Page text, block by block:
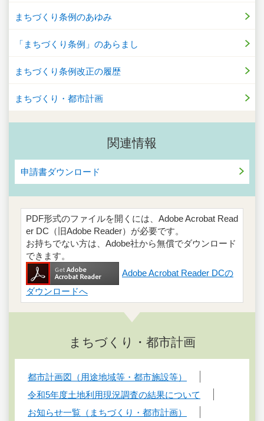
まちづくり条例のあゆみ
「まちづくり条例」のあらまし
まちづくり条例改正の履歴
まちづくり・都市計画
関連情報
申請書ダウンロード
PDF形式のファイルを開くには、Adobe Acrobat Read
er DC（旧Adobe Reader）が必要です。
お持ちでない方は、Adobe社から無償でダウンロード
できます。
Adobe Acrobat Reader DCの
ダウンロードへ
まちづくり・都市計画
都市計画図（用途地域等・都市施設等）
令和5年度土地利用現況調査の結果について
お知らせ一覧（まちづくり・都市計画）